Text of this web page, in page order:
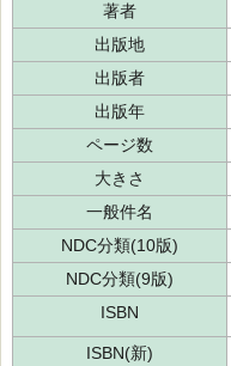
著者
出版地
出版者
出版年
ページ数
大きさ
一般件名
NDC分類(10版)
NDC分類(9版)
ISBN
ISBN(新)